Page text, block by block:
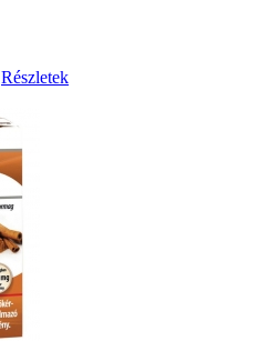
Részletek